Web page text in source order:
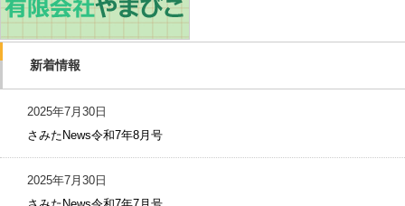
新着情報
2025年7月30日
さみたNews令和7年8月号
2025年7月30日